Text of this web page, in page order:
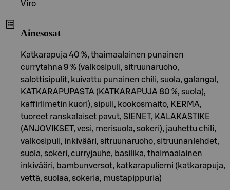
Viro
Ainesosat
Katkarapuja 40 %, thaimaalainen punainen
currytahna 9 % (valkosipuli, sitruunaruoho,
salottisipulit, kuivattu punainen chili, suola, galangal,
KATKARAPUPASTA (KATKARAPUJA 80 %, suola),
kaffirlimetin kuori), sipuli, kookosmaito, KERMA,
tuoreet ranskalaiset pavut, SIENET, KALAKASTIKE
(ANJOVIKSET, vesi, merisuola, sokeri), jauhettu chili,
valkosipuli, inkivääri, sitruunaruoho, sitruunanlehdet,
suola, sokeri, curryjauhe, basilika, thaimaalainen
inkivääri, bambunversot, katkarapuliemi (katkarapuja,
vettä, suolaa, sokeria, mustapippuria)